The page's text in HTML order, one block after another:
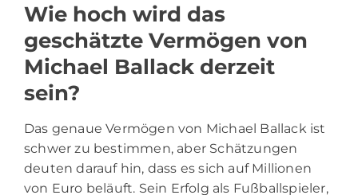
Wie hoch wird das
geschätzte Vermögen von
Michael Ballack derzeit
sein?
Das genaue Vermögen von Michael Ballack ist
schwer zu bestimmen, aber Schätzungen
deuten darauf hin, dass es sich auf Millionen
von Euro beläuft. Sein Erfolg als Fußballspieler,